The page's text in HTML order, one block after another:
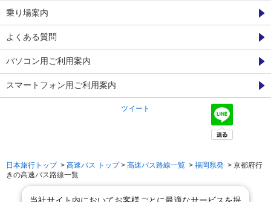
乗り場案内
よくある質問
パソコン用ご利用案内
スマートフォン用ご利用案内
ツイート
日本旅行トップ> 高速バス トップ> 高速バス路線一覧 > 福岡県発 > 京都府行
きの高速バス路線一覧
当社サイト内においてお客様ごとに最適なサービスを提